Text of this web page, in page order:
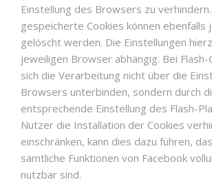
Einstellung des Browsers zu
gespeicherte Cookies können ebenfalls
gelöscht werden. Die Einstellungen
jeweiligen Browser abhängig. Bei
sich die Verarbeitung nicht über die
Browsers unterbinden, sondern durch
entsprechende Einstellung des Flash-
Nutzer die Installation der Cookies
einschränken, kann dies dazu führen,
sämtliche Funktionen von Facebook
nutzbar sind.